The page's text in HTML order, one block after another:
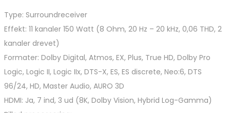
Type: Surroundreceiver
Effekt: 11 kanaler 150 Watt (8 Ohm, 20 Hz – 20 kHz, 0,06 THD, 2
kanaler drevet)
Formater: Dolby Digital, Atmos, EX, Plus, True HD, Dolby Pro
Logic, Logic II, Logic IIx, DTS-X, ES, ES discrete, Neo:6, DTS
96/24, HD, Master Audio, AURO 3D
HDMI: Ja, 7 ind, 3 ud (8K, Dolby Vision, Hybrid Log-Gamma)